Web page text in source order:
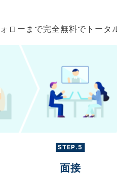
ーまで完全無料でトータ
STEP.5
面接